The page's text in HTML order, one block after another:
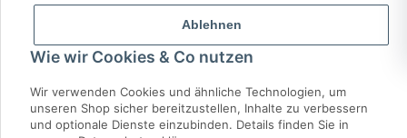
Ablehnen
Wie wir Cookies & Co nutzen
Wir verwenden Cookies und ähnliche Technologien, um
unseren Shop sicher bereitzustellen, Inhalte zu verbessern
und optionale Dienste einzubinden. Details finden Sie in